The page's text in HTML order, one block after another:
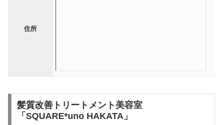
住所
髪質改善トリートメント美容室
「SQUARE*uno HAKATA」